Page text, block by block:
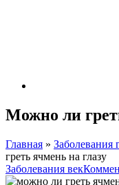
Можно ли
Главная » Заболевания
греть ячмень на глазу
Заболевания век